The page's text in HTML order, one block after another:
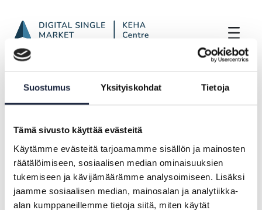
Suostumus Yksityiskohdat Tietoja
Tämä sivusto käyttää evästeitä
Käytämme evästeitä tarjoamamme sisällön ja mainosten
räätälöimiseen, sosiaalisen median ominaisuuksien
tukemiseen ja kävijämäärämme analysoimiseen. Lisäksi
jaamme sosiaalisen median, mainosalan ja analytiikka-
alan kumppaneillemme tietoja siitä, miten käytät
SDGr Newsletter from February to April
NEWS | 05.05.2025
SDGr Newsletter from February to
April 2025